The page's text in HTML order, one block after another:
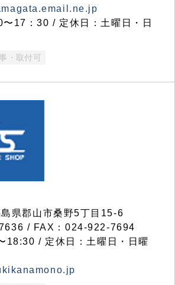
17：30 / 定休日：土曜日・日
・取付可
県郡山市桑野5丁目15-6
/ FAX：024-922-7694
18:30 / 定休日：土曜日・日曜